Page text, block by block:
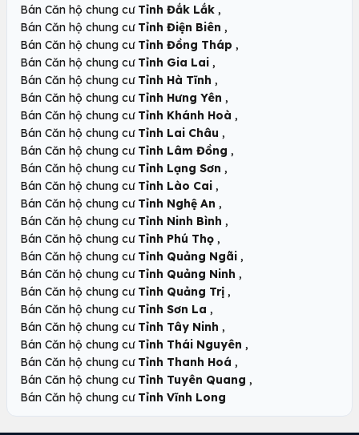
Bán Căn hộ chung cư Tỉnh Đắk Lắk ,
Bán Căn hộ chung cư Tỉnh Điện Biên ,
Bán Căn hộ chung cư Tỉnh Đồng Tháp ,
Bán Căn hộ chung cư Tỉnh Gia Lai ,
Bán Căn hộ chung cư Tỉnh Hà Tĩnh ,
Bán Căn hộ chung cư Tỉnh Hưng Yên ,
Bán Căn hộ chung cư Tỉnh Khánh Hoà ,
Bán Căn hộ chung cư Tỉnh Lai Châu ,
Bán Căn hộ chung cư Tỉnh Lâm Đồng ,
Bán Căn hộ chung cư Tỉnh Lạng Sơn ,
Bán Căn hộ chung cư Tỉnh Lào Cai ,
Bán Căn hộ chung cư Tỉnh Nghệ An ,
Bán Căn hộ chung cư Tỉnh Ninh Bình ,
Bán Căn hộ chung cư Tỉnh Phú Thọ ,
Bán Căn hộ chung cư Tỉnh Quảng Ngãi ,
Bán Căn hộ chung cư Tỉnh Quảng Ninh ,
Bán Căn hộ chung cư Tỉnh Quảng Trị ,
Bán Căn hộ chung cư Tỉnh Sơn La ,
Bán Căn hộ chung cư Tỉnh Tây Ninh ,
Bán Căn hộ chung cư Tỉnh Thái Nguyên ,
Bán Căn hộ chung cư Tỉnh Thanh Hoá ,
Bán Căn hộ chung cư Tỉnh Tuyên Quang ,
Bán Căn hộ chung cư Tỉnh Vĩnh Long